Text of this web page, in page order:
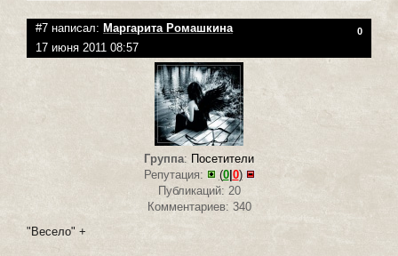
#7 написал: Маргарита Ромашкина 0
17 июня 2011 08:57
Группа: Посетители
Репутация:
(0| 0)
Публикаций: 20
Комментариев: 340
"Весело" +